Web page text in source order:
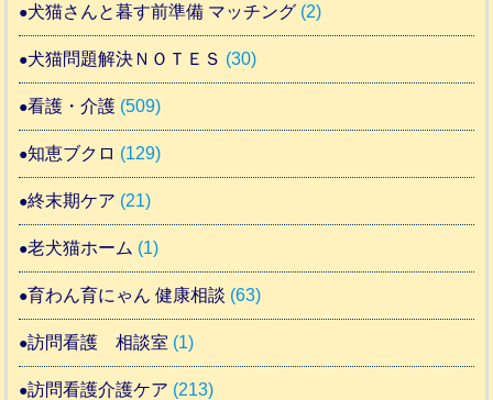
犬猫さんと暮す前準備 マッチング (2)
犬猫問題解決ＮＯＴＥＳ (30)
看護・介護 (509)
知恵ブクロ (129)
終末期ケア (21)
老犬猫ホーム (1)
育わん育にゃん 健康相談 (63)
訪問看護 相談室 (1)
訪問看護介護ケア (213)